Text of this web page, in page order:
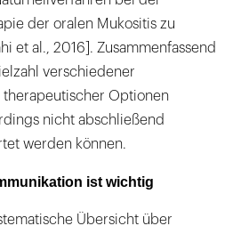
der oralen Mukositis zu
et al., 2016]. Zusammenfassend
verschiedener
Optionen
nicht abschließend
werden können.
ist wichtig
Übersicht über